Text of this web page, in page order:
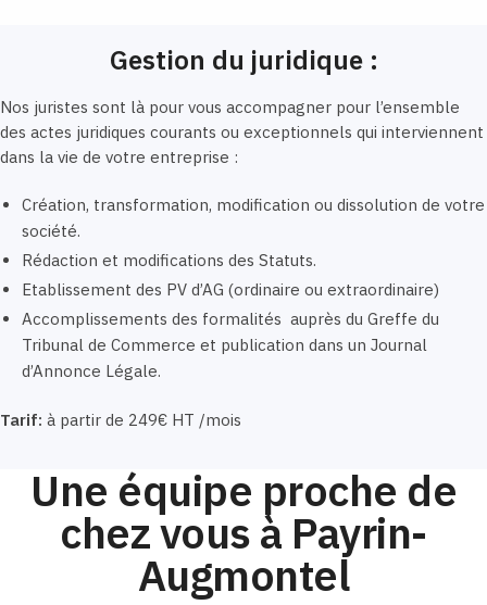
Gestion du juridique :
Nos juristes sont là pour vous accompagner pour l’ensemble
des actes juridiques courants ou exceptionnels qui interviennent
dans la vie de votre entreprise :
Création, transformation, modification ou dissolution de votre
société.
Rédaction et modifications des Statuts.
Etablissement des PV d’AG (ordinaire ou extraordinaire)
Accomplissements des formalités auprès du Greffe du
Tribunal de Commerce et publication dans un Journal
d’Annonce Légale.
Tarif: à partir de 249€ HT /mois
Une équipe proche de
chez vous à Payrin-
Augmontel